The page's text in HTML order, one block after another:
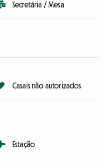
Secretária / Mesa
Casais não autorizados
Estação